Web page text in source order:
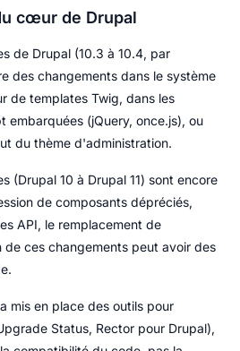
cœur de Drupal
de Drupal (10.3 à 10.4, par
des changements dans le système
de templates Twig, dans les
embarquées (jQuery, once.js), ou
du thème d'administration.
(Drupal 10 à Drupal 11) sont encore
de composants dépréciés,
API, le remplacement de
ces changements peut avoir des
mis en place des outils pour
Status, Rector pour Drupal),